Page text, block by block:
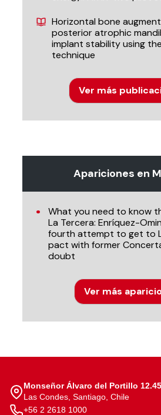
Horizontal bone
posterior atrophic
implant stability using
technique
Ver más
Apariciones en
What you need to know
La Tercera: Enríquez-
fourth attempt to get to
pact with former
doubt
Ver más
Monseñor Álvaro del Portillo
Las Condes, Santiago, Chile
+56 2 2618 1000